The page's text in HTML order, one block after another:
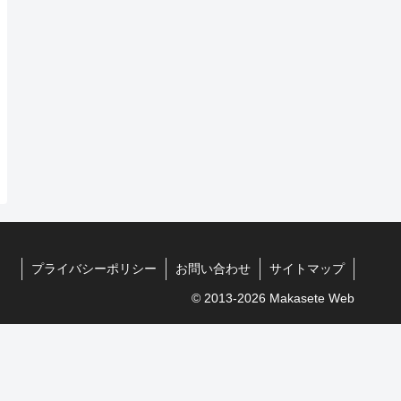
プライバシーポリシー お問い合わせ サイトマップ
© 2013-2026 Makasete Web